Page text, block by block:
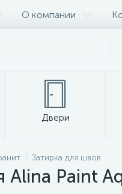
О компании
Двери
Затирка для швов
Paint